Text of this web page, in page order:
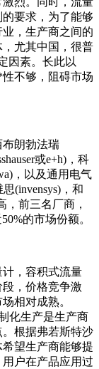
求，为了能够
，生产商之间的
尤其中国，很普
素。长此以
不够，阻碍市场
布朗勃法瑞
或e+h)，科
，以及通用电气
(invensys)，和
，前三名厂商，
的市场份额。
，容积式流量
，价格竞争激
相对成熟。
制化生产是生产商
。根据弗若斯特沙
希望生产商能够提
用户在产品应用过